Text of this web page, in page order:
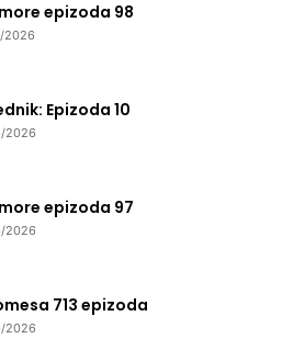
epizoda 98
2026
Epizoda 10
2026
epizoda 97
2026
713 epizoda
2026